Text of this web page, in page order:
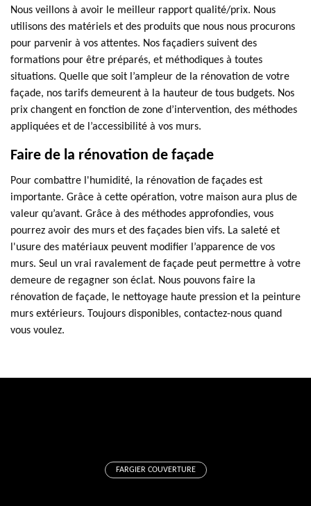
Nous veillons à avoir le meilleur rapport qualité/prix. Nous
utilisons des matériels et des produits que nous nous procurons
pour parvenir à vos attentes. Nos façadiers suivent des
formations pour être préparés, et méthodiques à toutes
situations. Quelle que soit l’ampleur de la rénovation de votre
façade, nos tarifs demeurent à la hauteur de tous budgets. Nos
prix changent en fonction de zone d’intervention, des méthodes
appliquées et de l’accessibilité à vos murs.
Faire de la rénovation de façade
Pour combattre l'humidité, la rénovation de façades est
importante. Grâce à cette opération, votre maison aura plus de
valeur qu’avant. Grâce à des méthodes approfondies, vous
pourrez avoir des murs et des façades bien vifs. La saleté et
l'usure des matériaux peuvent modifier l’apparence de vos
murs. Seul un vrai ravalement de façade peut permettre à votre
demeure de regagner son éclat. Nous pouvons faire la
rénovation de façade, le nettoyage haute pression et la peinture
murs extérieurs. Toujours disponibles, contactez-nous quand
vous voulez.
FARGIER COUVERTURE